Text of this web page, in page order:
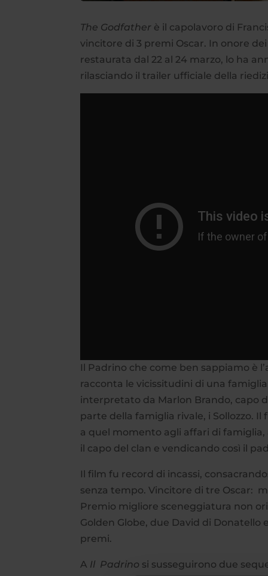
The Godfather è il capolavoro di
vincitore di 3 premi Oscar. In onore
restaurata dal 22 al 24 marzo, lo ha
rilasciando il trailer ufficiale della
Il Padrino che come ben sappiamo è
racconta le vicissitudini di una famiglia
interpretato da Marlon Brando, capo
parte della famiglia rivale, i Sollozzo.
a quel momento agli affari di
il capo del clan e vendicando così il
Il film fu record di incassi,
senza tempo. Vincitore di tre Oscar:
Premio migliore sceneggiatura non
Golden Globe, due David di
premi.
A Il Padrino si susseguirono due